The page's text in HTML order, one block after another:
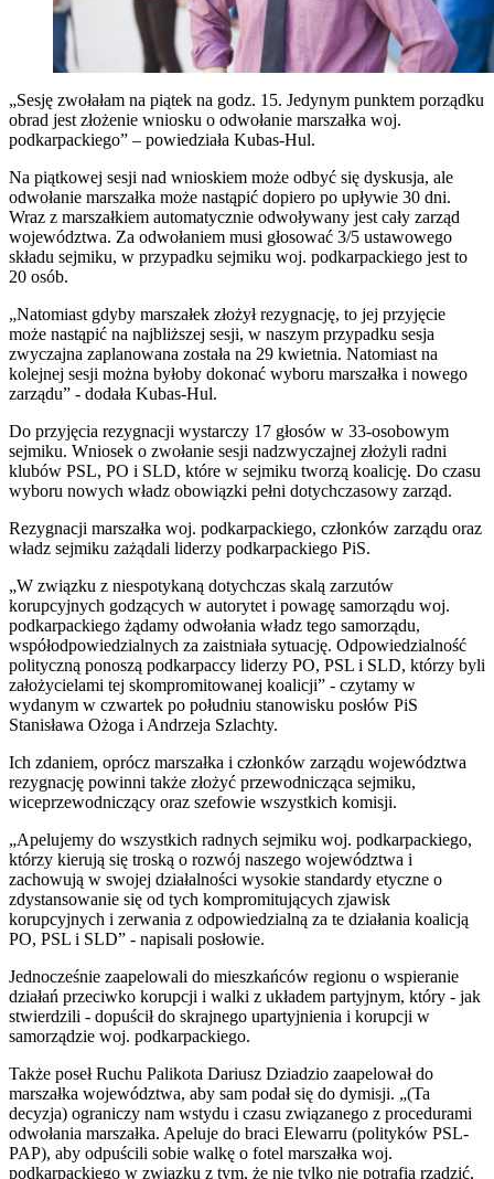
„Sesję zwołałam na piątek na godz. 15. Jedynym punktem porządku
obrad jest złożenie wniosku o odwołanie marszałka woj.
podkarpackiego” – powiedziała Kubas-Hul.
Na piątkowej sesji nad wnioskiem może odbyć się dyskusja, ale
odwołanie marszałka może nastąpić dopiero po upływie 30 dni.
Wraz z marszałkiem automatycznie odwoływany jest cały zarząd
województwa. Za odwołaniem musi głosować 3/5 ustawowego
składu sejmiku, w przypadku sejmiku woj. podkarpackiego jest to
20 osób.
„Natomiast gdyby marszałek złożył rezygnację, to jej przyjęcie
może nastąpić na najbliższej sesji, w naszym przypadku sesja
zwyczajna zaplanowana została na 29 kwietnia. Natomiast na
kolejnej sesji można byłoby dokonać wyboru marszałka i nowego
zarządu” - dodała Kubas-Hul.
Do przyjęcia rezygnacji wystarczy 17 głosów w 33-osobowym
sejmiku. Wniosek o zwołanie sesji nadzwyczajnej złożyli radni
klubów PSL, PO i SLD, które w sejmiku tworzą koalicję. Do czasu
wyboru nowych władz obowiązki pełni dotychczasowy zarząd.
Rezygnacji marszałka woj. podkarpackiego, członków zarządu oraz
władz sejmiku zażądali liderzy podkarpackiego PiS.
„W związku z niespotykaną dotychczas skalą zarzutów
korupcyjnych godzących w autorytet i powagę samorządu woj.
podkarpackiego żądamy odwołania władz tego samorządu,
współodpowiedzialnych za zaistniała sytuację. Odpowiedzialność
polityczną ponoszą podkarpaccy liderzy PO, PSL i SLD, którzy byli
założycielami tej skompromitowanej koalicji” - czytamy w
wydanym w czwartek po południu stanowisku posłów PiS
Stanisława Ożoga i Andrzeja Szlachty.
Ich zdaniem, oprócz marszałka i członków zarządu województwa
rezygnację powinni także złożyć przewodnicząca sejmiku,
wiceprzewodniczący oraz szefowie wszystkich komisji.
„Apelujemy do wszystkich radnych sejmiku woj. podkarpackiego,
którzy kierują się troską o rozwój naszego województwa i
zachowują w swojej działalności wysokie standardy etyczne o
zdystansowanie się od tych kompromitujących zjawisk
korupcyjnych i zerwania z odpowiedzialną za te działania koalicją
PO, PSL i SLD” - napisali posłowie.
Jednocześnie zaapelowali do mieszkańców regionu o wspieranie
działań przeciwko korupcji i walki z układem partyjnym, który - jak
stwierdzili - dopuścił do skrajnego upartyjnienia i korupcji w
samorządzie woj. podkarpackiego.
Także poseł Ruchu Palikota Dariusz Dziadzio zaapelował do
marszałka województwa, aby sam podał się do dymisji. „(Ta
decyzja) ograniczy nam wstydu i czasu związanego z procedurami
odwołania marszałka. Apeluje do braci Elewarru (polityków PSL-
PAP), aby odpuścili sobie walkę o fotel marszałka woj.
podkarpackiego w związku z tym, że nie tylko nie potrafią rządzić,